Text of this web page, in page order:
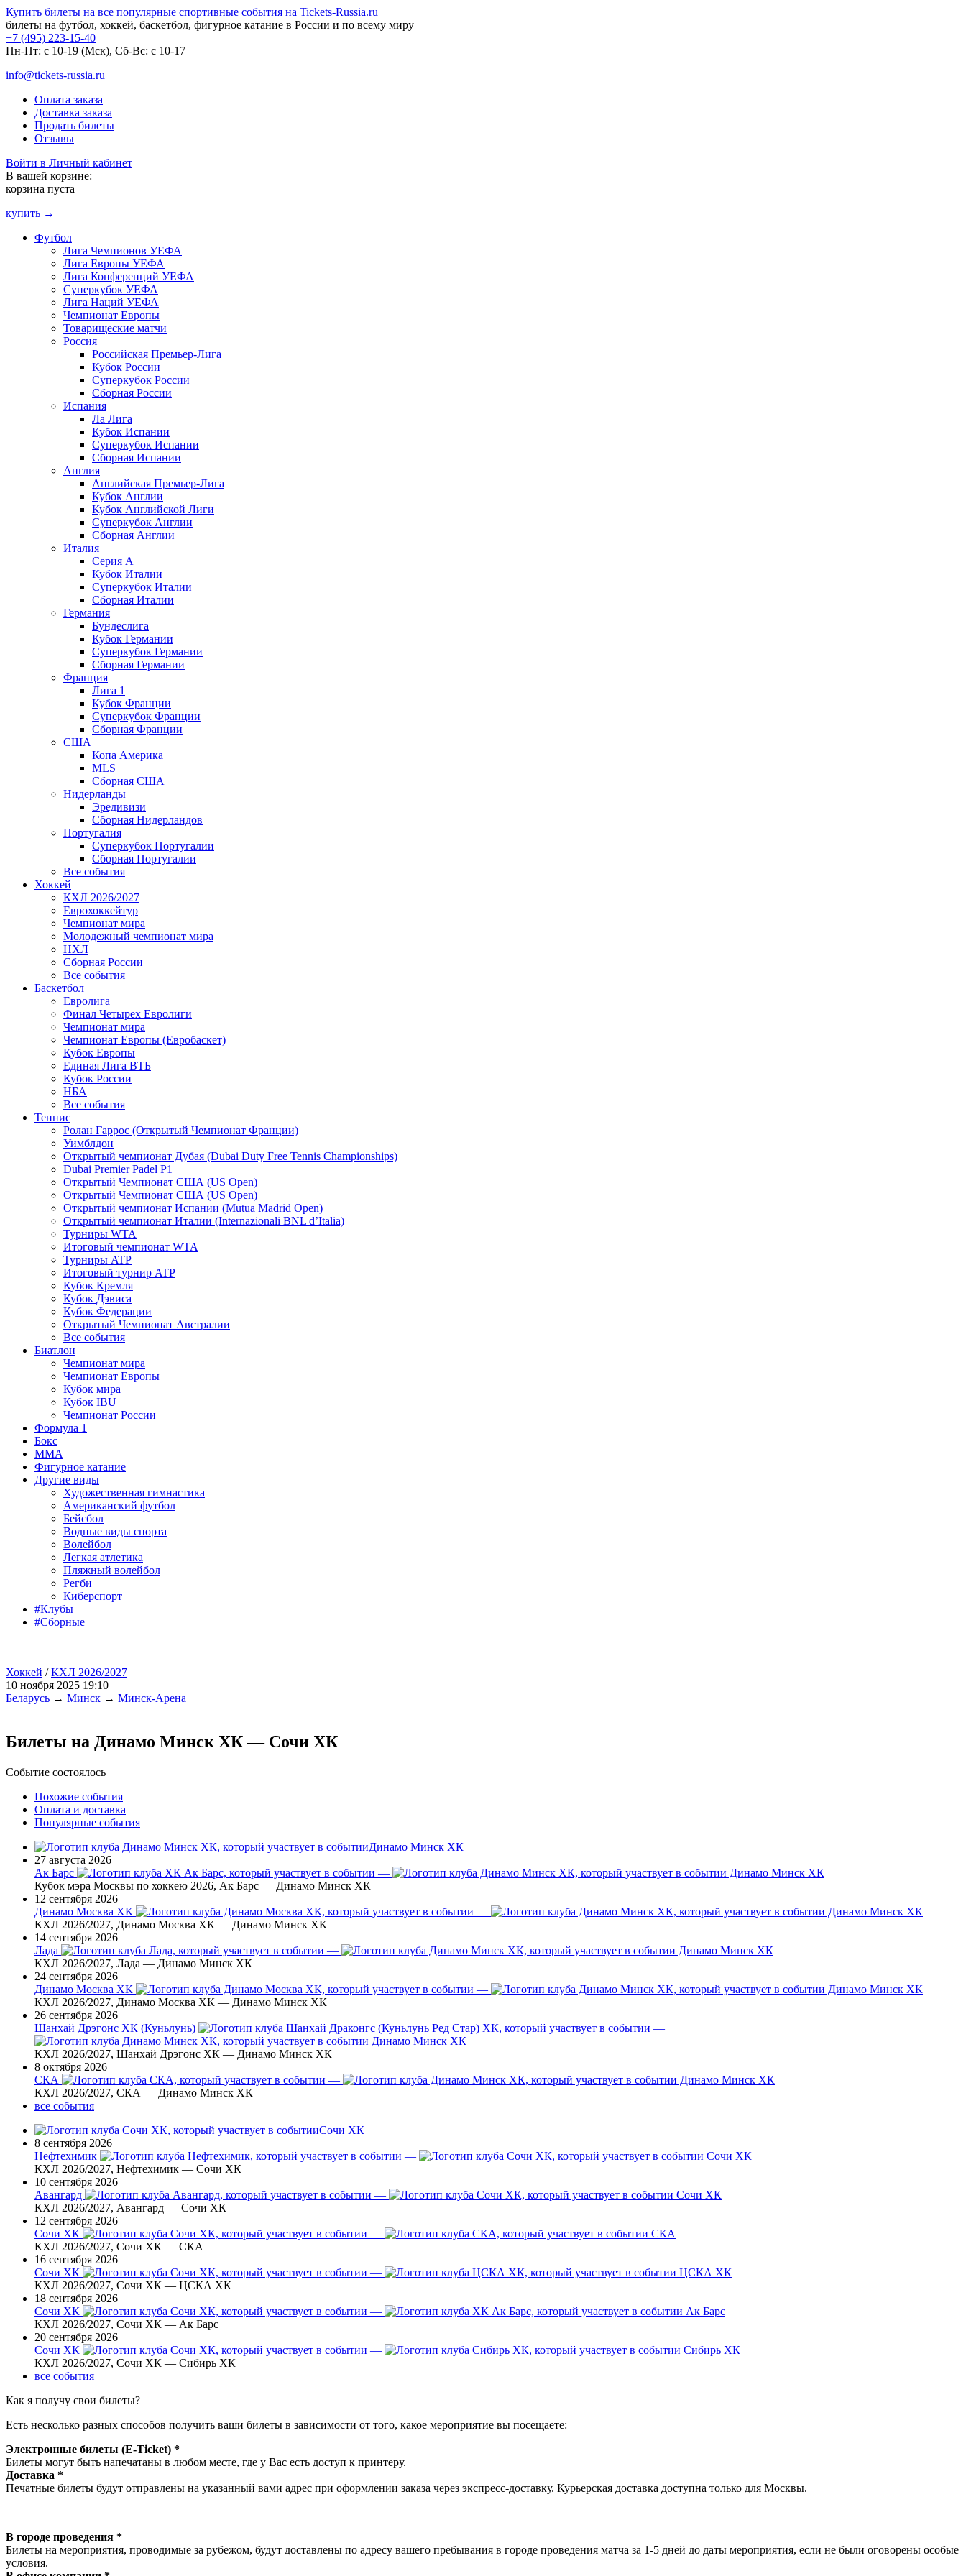
Купить билеты на все популярные спортивные события на Tickets-Russia.ru
билеты на футбол, хоккей, баскетбол, фигурное катание в России и по всему миру
+7 (495) 223-15-40
Пн-Пт: c 10-19 (Мск), Сб-Вс: с 10-17
info@tickets-russia.ru
Оплата заказа
Доставка заказа
Продать билеты
Отзывы
Войти в Личный кабинет
В вашей корзине:
корзина пуста
купить →
Футбол
Лига Чемпионов УЕФА
Лига Европы УЕФА
Лига Конференций УЕФА
Суперкубок УЕФА
Лига Наций УЕФА
Чемпионат Европы
Товарищеские матчи
Россия
Российская Премьер-Лига
Кубок России
Суперкубок России
Сборная России
Испания
Ла Лига
Кубок Испании
Суперкубок Испании
Сборная Испании
Англия
Английская Премьер-Лига
Кубок Англии
Кубок Английской Лиги
Суперкубок Англии
Сборная Англии
Италия
Серия А
Кубок Италии
Суперкубок Италии
Сборная Италии
Германия
Бундеслига
Кубок Германии
Суперкубок Германии
Сборная Германии
Франция
Лига 1
Кубок Франции
Суперкубок Франции
Сборная Франции
США
Копа Америка
MLS
Сборная США
Нидерланды
Эредивизи
Сборная Нидерландов
Португалия
Суперкубок Португалии
Сборная Португалии
Все события
Хоккей
КХЛ 2026/2027
Еврохоккейтур
Чемпионат мира
Молодежный чемпионат мира
НХЛ
Сборная России
Все события
Баскетбол
Евролига
Финал Четырех Евролиги
Чемпионат мира
Чемпионат Европы (Евробаскет)
Кубок Европы
Единая Лига ВТБ
Кубок России
НБА
Все события
Теннис
Ролан Гаррос (Открытый Чемпионат Франции)
Уимблдон
Открытый чемпионат Дубая (Dubai Duty Free Tennis Championships)
Dubai Premier Padel P1
Открытый Чемпионат США (US Open)
Открытый Чемпионат США (US Open)
Открытый чемпионат Испании (Mutua Madrid Open)
Открытый чемпионат Италии (Internazionali BNL d’Italia)
Турниры WTA
Итоговый чемпионат WTA
Турниры ATP
Итоговый турнир ATP
Кубок Кремля
Кубок Дэвиса
Кубок Федерации
Открытый Чемпионат Австралии
Все события
Биатлон
Чемпионат мира
Чемпионат Европы
Кубок мира
Кубок IBU
Чемпионат России
Формула 1
Бокс
MMA
Фигурное катание
Другие виды
Художественная гимнастика
Американский футбол
Бейсбол
Водные виды спорта
Волейбол
Легкая атлетика
Пляжный волейбол
Регби
Киберспорт
#Клубы
#Сборные
Хоккей /КХЛ 2026/2027
10 ноября 2025 19:10
Беларусь → Минск → Минск-Арена
Билеты на Динамо Минск ХК — Сочи ХК
Событие состоялось
Похожие события
Оплата и доставка
Популярные события
Динамо Минск ХК
27 августа 2026
Ак Барс
—
Динамо Минск ХК
Кубок мэра Москвы по хоккею 2026, Ак Барс — Динамо Минск ХК
12 сентября 2026
Динамо Москва ХК
—
Динамо Минск ХК
КХЛ 2026/2027, Динамо Москва ХК — Динамо Минск ХК
14 сентября 2026
Лада
—
Динамо Минск ХК
КХЛ 2026/2027, Лада — Динамо Минск ХК
24 сентября 2026
Динамо Москва ХК
—
Динамо Минск ХК
КХЛ 2026/2027, Динамо Москва ХК — Динамо Минск ХК
26 сентября 2026
Шанхай Дрэгонс ХК (Куньлунь)
—
Динамо Минск ХК
КХЛ 2026/2027, Шанхай Дрэгонс ХК — Динамо Минск ХК
8 октября 2026
СКА
—
Динамо Минск ХК
КХЛ 2026/2027, СКА — Динамо Минск ХК
все события
Сочи ХК
8 сентября 2026
Нефтехимик
—
Сочи ХК
КХЛ 2026/2027, Нефтехимик — Сочи ХК
10 сентября 2026
Авангард
—
Сочи ХК
КХЛ 2026/2027, Авангард — Сочи ХК
12 сентября 2026
Сочи ХК
—
СКА
КХЛ 2026/2027, Сочи ХК — СКА
16 сентября 2026
Сочи ХК
—
ЦСКА ХК
КХЛ 2026/2027, Сочи ХК — ЦСКА ХК
18 сентября 2026
Сочи ХК
—
Ак Барс
КХЛ 2026/2027, Сочи ХК — Ак Барс
20 сентября 2026
Сочи ХК
—
Сибирь ХК
КХЛ 2026/2027, Сочи ХК — Сибирь ХК
все события
Как я получу свои билеты?
Есть несколько разных способов получить ваши билеты в зависимости от того, какое мероприятие вы посещаете:
Электронные билеты (E-Ticket) *
Билеты могут быть напечатаны в любом месте, где у Вас есть доступ к принтеру.
Доставка *
Печатные билеты будут отправлены на указанный вами адрес при оформлении заказа через экспресс-доставку. Курьерская доставка доступна только для Москвы.
В городе проведения *
Билеты на мероприятия, проводимые за рубежом, будут доставлены по адресу вашего пребывания в городе проведения матча за 1-5 дней до даты мероприятия, если не были оговорены особые
условия.